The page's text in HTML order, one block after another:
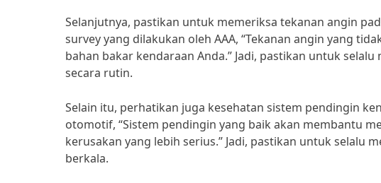
Selanjutnya, pastikan untuk memeriksa tekanan angin
survey yang dilakukan oleh AAA, “Tekanan angin yang
bahan bakar kendaraan Anda.” Jadi, pastikan untuk
secara rutin.
Selain itu, perhatikan juga kesehatan sistem pendingin
otomotif, “Sistem pendingin yang baik akan membantu
kerusakan yang lebih serius.” Jadi, pastikan untuk selalu
berkala.